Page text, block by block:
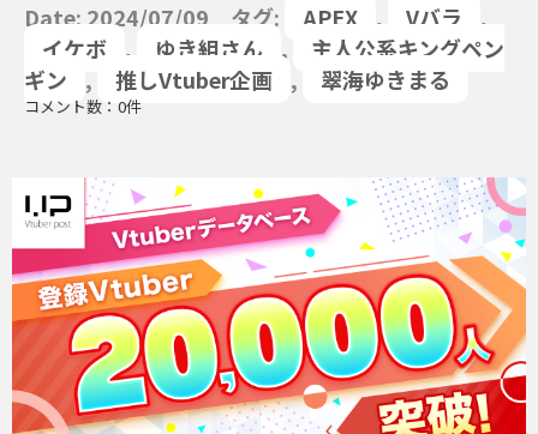
Date: 2024/07/09 タグ: APEX , Vバラ
,
イケボ
, ゆき組さん ,
主人公系キングペン
ギン
, 推しVtuber企画 , 翠海ゆきまる
コメント数：0件